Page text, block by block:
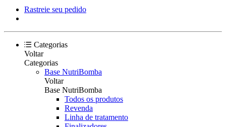
Rastreie seu pedido
Categorias
Voltar
Categorias
Base NutriBomba
Voltar
Base NutriBomba
Todos os produtos
Revenda
Linha de tratamento